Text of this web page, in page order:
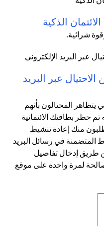
الذكية
شرائية.
عبر البريد
يتظاهر المحتالون بأنهم
حظر بطاقتك الائتمانية
منك إعادة تنشيط
المتضمنة في رسائل البريد
طريق إدخال تفاصيل
لمرة واحدة على موقع